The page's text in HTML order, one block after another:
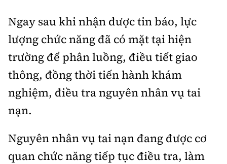
Email:bandoc@baoxaydung.vn
Cấm sao chép dưới mọi hình thức nếu không có sự
chấp thuận bằng văn bản.
Ngay sau khi nhận được tin báo, lực
lượng chức năng đã có mặt tại hiện
trường để phân luồng, điều tiết giao
thông, đồng thời tiến hành khám
nghiệm, điều tra nguyên nhân vụ tai
nạn.
Nguyên nhân vụ tai nạn đang được cơ
quan chức năng tiếp tục điều tra, làm